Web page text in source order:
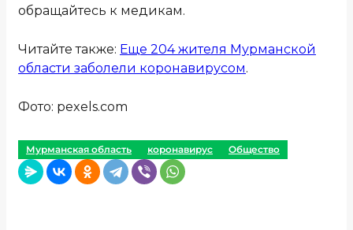
обращайтесь к медикам.
Читайте также: Еще 204 жителя Мурманской
области заболели коронавирусом.
Фото: pexels.com
Мурманская область коронавирус Общество